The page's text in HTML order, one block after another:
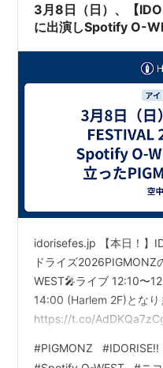
3月8日（日）、【
に出演しSpotify O-
感想その他ポスト集
idorisefes.jp 【本日！】
ドライズ
WEST🎤ライブ 12:10〜
14:00 (Harlem 2F)となり
https://t.co/
pic.twitter.com/
#PIGMONZ #